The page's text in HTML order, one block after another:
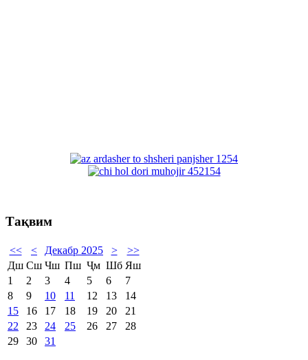
Тақвим
<< < Декабр 2025 >
>>
Дш Сш Чш Пш Ҷм Шб Яш
1
2 3 4 5 6
7
8
9 10 11 12 13
14
15
16 17 18 19 20
21
22
23 24 25 26 27
28
29
30 31